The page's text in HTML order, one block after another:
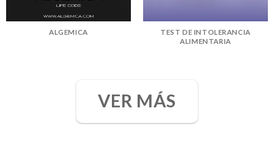
ALGEMICA
TEST DE INTOLERANCIA
ALIMENTARIA
VER MÁS